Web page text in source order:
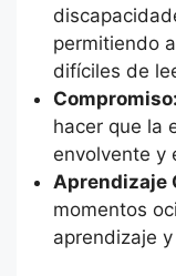
permitiendo
difíciles de
Compromiso:
hacer que la
envolvente y
Aprendizaje
momentos
aprendizaje